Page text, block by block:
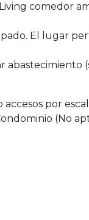
comedor
El lugar
por
(No